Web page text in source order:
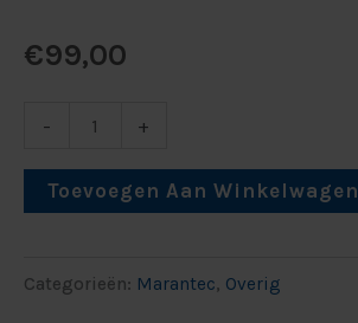
€99,00
- +
Toevoegen Aan Winkelwagen
Categorieën: Marantec, Overig